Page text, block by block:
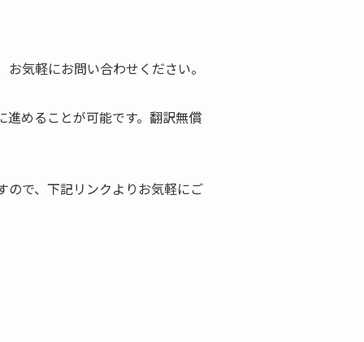
気軽にお問い合わせください。
めることが可能です。翻訳無償
ので、下記リンクよりお気軽にご